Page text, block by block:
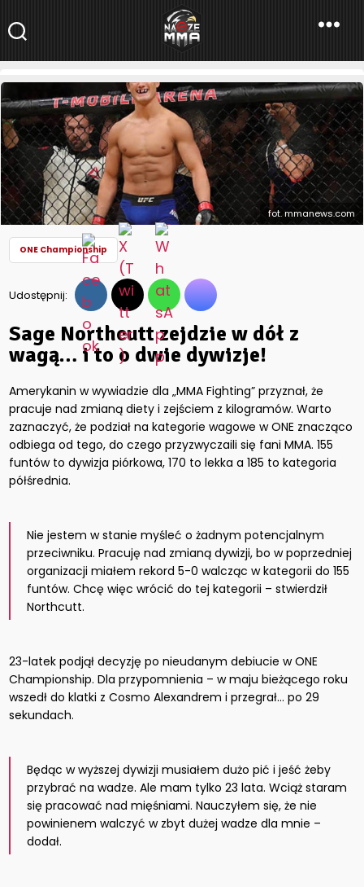
NaszeMMA
NaszeMMA.pl»Aktualności»Świat»ONE Championship»Sage
Northcutt zejdzie w dół z wagą… i to o dwie dywizje!
fot. mmanews.com
ONE Championship
Udostępnij:
Sage Northcutt zejdzie w dół z
wagą… i to o dwie dywizje!
Amerykanin w wywiadzie dla „MMA Fighting” przyznał, że
pracuje nad zmianą diety i zejściem z kilogramów. Warto
zaznaczyć, że podział na kategorie wagowe w ONE znacząco
odbiega od tego, do czego przyzwyczaili się fani MMA. 155
funtów to dywizja piórkowa, 170 to lekka a 185 to kategoria
półśrednia.
Nie jestem w stanie myśleć o żadnym potencjalnym
przeciwniku. Pracuję nad zmianą dywizji, bo w poprzedniej
organizacji miałem rekord 5-0 walcząc w kategorii do 155
funtów. Chcę więc wrócić do tej kategorii – stwierdził
Northcutt.
23-latek podjął decyzję po nieudanym debiucie w ONE
Championship. Dla przypomnienia – w maju bieżącego roku
wszedł do klatki z Cosmo Alexandrem i przegrał… po 29
sekundach.
Będąc w wyższej dywizji musiałem dużo pić i jeść żeby
przybrać na wadze. Ale mam tylko 23 lata. Wciąż staram
się pracować nad mięśniami. Nauczyłem się, że nie
powinienem walczyć w zbyt dużej wadze dla mnie –
dodał.